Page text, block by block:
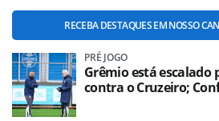
RECEBA DESTAQUES EM NOSSO
PRÉ JOGO
Grêmio está escalado
contra o Cruzeiro;